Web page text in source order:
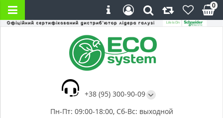
+38 (95) 300-90-09
Пн-Пт: 09:00-18:00, Сб-Вс: выходной
0